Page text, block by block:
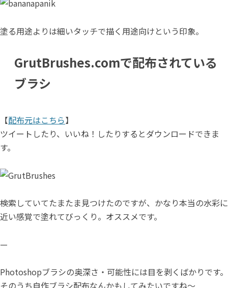
塗る用途よりは細いタッチで描く用途向けという印象。
GrutBrushes.comで配布されている
ブラシ
【配布元はこちら】
ツイートしたり、いいね！したりするとダウンロードできま
す。
検索していてたまたま見つけたのですが、かなり本当の水彩に
近い感覚で塗れてびっくり。オススメです。
—
Photoshopブラシの奥深さ・可能性には目を剥くばかりです。
そのうち自作ブラシ配布なんかもしてみたいですね～